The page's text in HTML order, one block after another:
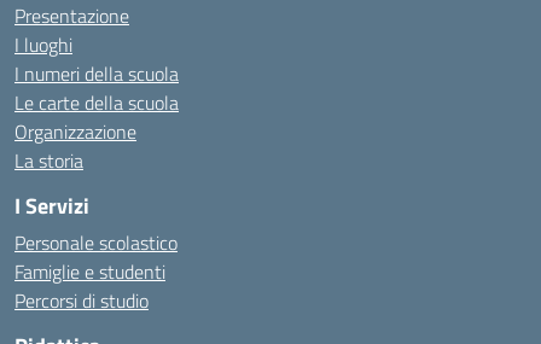
Presentazione
I luoghi
I numeri della scuola
Le carte della scuola
Organizzazione
La storia
I Servizi
Personale scolastico
Famiglie e studenti
Percorsi di studio